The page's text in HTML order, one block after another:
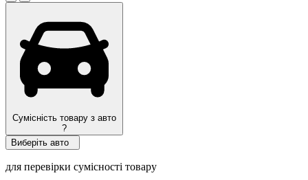
Сумісність товару з авто
?
Виберіть авто
для перевірки сумісності товару